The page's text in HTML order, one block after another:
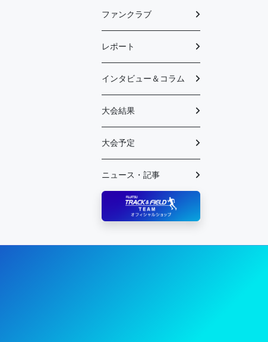
ファンクラブ
レポート
インタビュー＆コラム
大会結果
大会予定
ニュース・記事